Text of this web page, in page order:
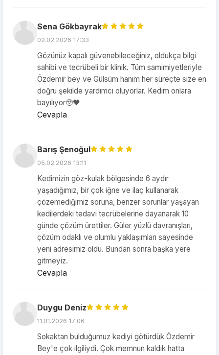
Sena Gökbayrak
02.02.2026 17:33
Gözünüz kapalı güvenebileceğiniz, oldukça bilgi
sahibi ve tecrübeli bir klinik. Tüm samimiyetleriyle
Özdemir bey ve Gülsüm hanım her süreçte size en
doğru şekilde yardımcı oluyorlar. Kedim onlara
bayılıyor🥹🖤
Cevapla
Barış Şenoğul
05.02.2026 13:11
Kedimizin göz-kulak bölgesinde 6 aydır
yaşadığımız, bir çok iğne ve ilaç kullanarak
çözemediğimiz soruna, benzer sorunlar yaşayan
kedilerdeki tedavi tecrübelerine dayanarak 10
günde çözüm ürettiler. Güler yüzlü davranışları,
çözüm odaklı ve olumlu yaklaşımları sayesinde
yeni adresimiz oldu. Bundan sonra başka yere
gitmeyiz.
Cevapla
Duygu Deniz
11.01.2026 17:06
Sokaktan bulduğumuz kediyi götürdük Özdemir
Bey'e çok ilgiliydi. Çok memnun kaldık hatta